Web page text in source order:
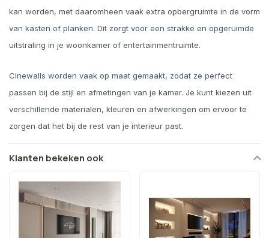
kan worden, met daaromheen vaak extra opbergruimte in de vorm
van kasten of planken. Dit zorgt voor een strakke en opgeruimde
uitstraling in je woonkamer of entertainmentruimte.
Cinewalls worden vaak op maat gemaakt, zodat ze perfect
passen bij de stijl en afmetingen van je kamer. Je kunt kiezen uit
verschillende materialen, kleuren en afwerkingen om ervoor te
zorgen dat het bij de rest van je interieur past.
Klanten bekeken ook